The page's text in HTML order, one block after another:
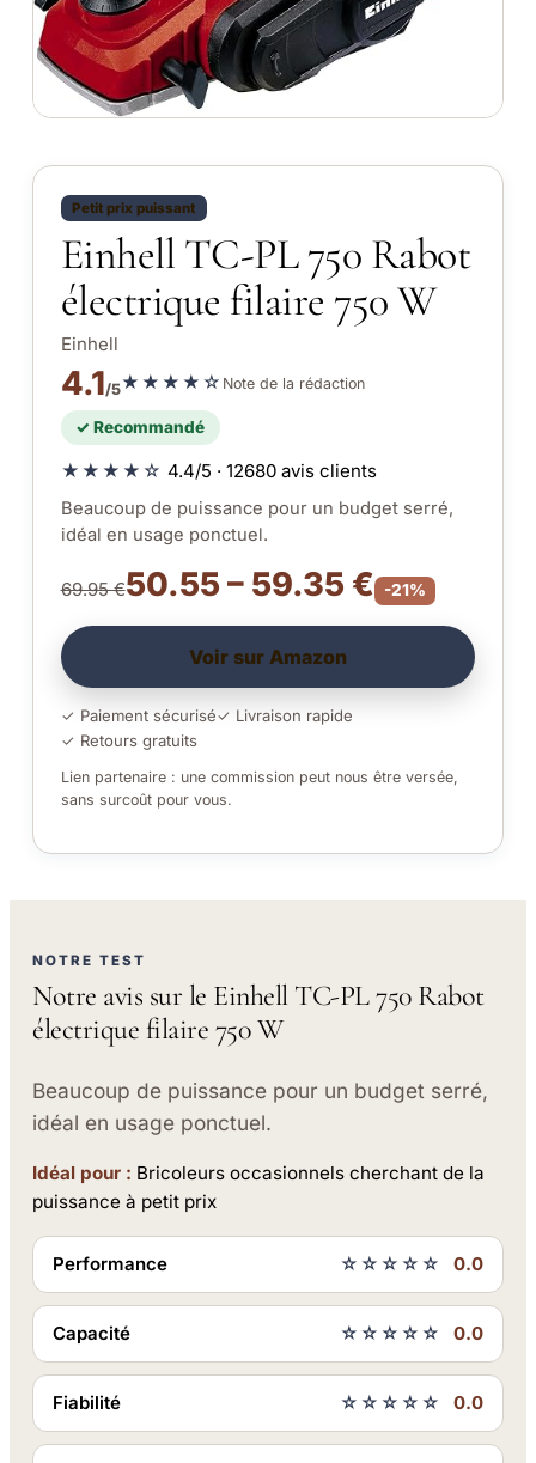
Petit prix puissant
Einhell TC-PL 750 Rabot
électrique filaire 750 W
Einhell
4.1/5★★★★☆ Note de la rédaction
✓ Recommandé
★★★★☆ 4.4/5 · 12680 avis clients
Beaucoup de puissance pour un budget serré,
idéal en usage ponctuel.
69.95 €50.55 – 59.35 € -21%
Voir sur Amazon
✓ Paiement sécurisé✓ Livraison rapide
✓ Retours gratuits
Lien partenaire : une commission peut nous être versée,
sans surcoût pour vous.
NOTRE TEST
Notre avis sur le Einhell TC-PL 750 Rabot
électrique filaire 750 W
Beaucoup de puissance pour un budget serré,
idéal en usage ponctuel.
Idéal pour : Bricoleurs occasionnels cherchant de la
puissance à petit prix
Performance ☆☆☆☆☆ 0.0
Capacité ☆☆☆☆☆ 0.0
Fiabilité ☆☆☆☆☆ 0.0